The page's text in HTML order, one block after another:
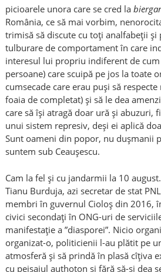
picioarele unora care se cred la
România, ce să mai vorbim,
trimisă să discute cu toți analfabeții
tulburare de comportament în care
interesul lui propriu indiferent de
persoane) care scuipă pe jos la toate
cumsecade care erau puși să
foaia de completat) și să le dea
care să își atragă doar ură și abuzuri,
unui sistem represiv, deși ei aplică
Sunt oameni din popor, nu dușmanii
suntem sub Ceaușescu.
Cam la fel și cu jandarmii la 10
Tianu Burduja, azi secretar de stat
membri în guvernul Cioloș din 2016,
civici secondați în ONG-uri de
manifestație a ”diasporei”. Nicio
organizat-o, politicienii l-au plătit pe
atmosferă și să prindă în plasă cîțiva
cu peisajul authoton și fără să-și dea